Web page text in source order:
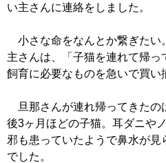
い主さんに連絡をしました。
小さな命をなんとか繋ぎたい
主さんは、「子猫を連れて帰っ
飼育に必要なものを急いで買い
旦那さんが連れ帰ってきたの
後3ヶ月ほどの子猫。耳ダニや
邪も患っていたようで鼻水が見
でした。